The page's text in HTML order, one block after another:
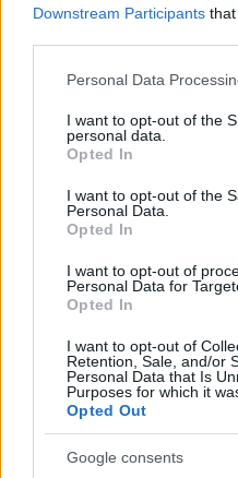
Downstream Participants
Please note that this
not limited to your visit or
grant or deny consent to
use your data for below
consent section.
Personal Data
I want to opt-out of the
personal data.
Opted In
I want to opt-out of the
Personal Data.
Opted In
I want to opt-out of
Personal Data for
Opted In
I want to opt-out of
Retention, Sale, and/or
Personal Data that Is
Purposes for which it
Opted Out
Google consents
SPACEX
Népszerű